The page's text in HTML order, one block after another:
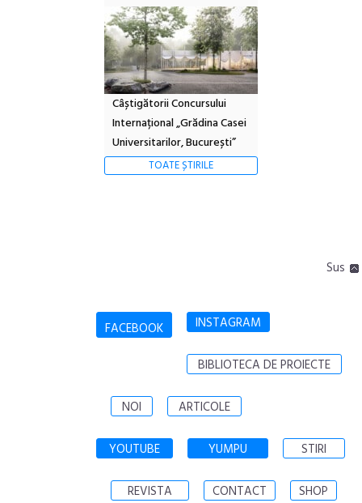
Câștigătorii Concursului
Internațional „Grădina Casei
Universitarilor, București”
TOATE ȘTIRILE
Sus
FACEBOOK INSTAGRAM
BIBLIOTECA DE PROIECTE
NOI ARTICOLE
YOUTUBE YUMPU STIRI
REVISTA CONTACT SHOP